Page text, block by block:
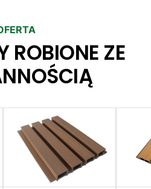
ROBIONE ZE